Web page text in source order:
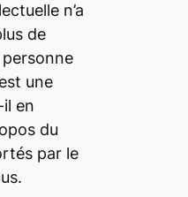
n’a
de
personne
une
en
du
par le
.